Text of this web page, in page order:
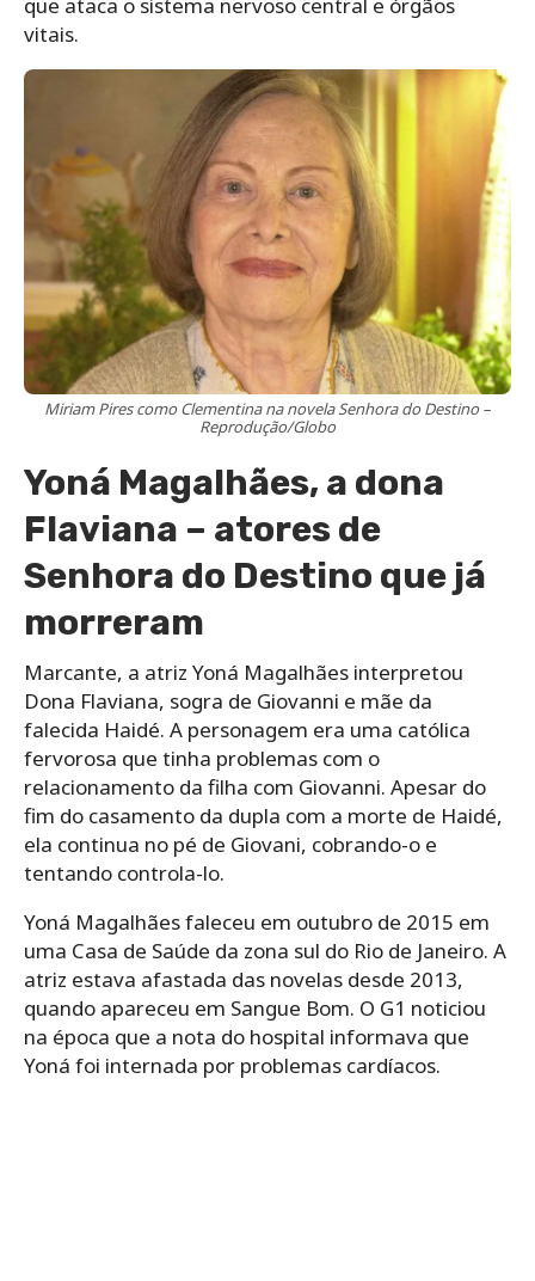
vitais.
Miriam Pires como Clementina na novela Senhora do Destino –
Reprodução/Globo
Yoná Magalhães, a dona
Flaviana – atores de
Senhora do Destino que já
morreram
Marcante, a atriz Yoná Magalhães interpretou
Dona Flaviana, sogra de Giovanni e mãe da
falecida Haidé. A personagem era uma católica
fervorosa que tinha problemas com o
relacionamento da filha com Giovanni. Apesar do
fim do casamento da dupla com a morte de Haidé,
ela continua no pé de Giovani, cobrando-o e
tentando controla-lo.
Yoná Magalhães faleceu em outubro de 2015 em
uma Casa de Saúde da zona sul do Rio de Janeiro. A
atriz estava afastada das novelas desde 2013,
quando apareceu em Sangue Bom. O G1 noticiou
na época que a nota do hospital informava que
Yoná foi internada por problemas cardíacos.